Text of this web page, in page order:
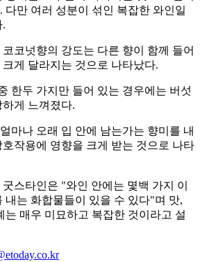
다만 여러 성분이 섞인 복잡한 와인일
.
코넛향의 강도는 다른 향이 함께 들어
게 달라지는 것으로 나타났다.
한두 가지만 들어 있는 경우에는 버섯
게 느껴졌다.
마나 오래 입 안에 남는가는 향미를 내
작용에 영향을 크게 받는 것으로 나타
스타인은 "와인 안에는 몇백 가지 이
내는 화합물들이 있을 수 있다"며 맛,
는 매우 미묘하고 복잡한 것이라고 설